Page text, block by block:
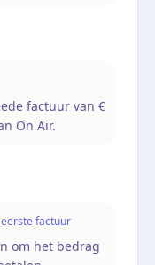
factuur van €
On Air.
factuur
om het bedrag